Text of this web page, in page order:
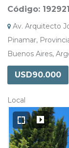
Código: 192921
Av. Arquitecto
Pinamar,
Buenos Aires,
USD90.000
Local